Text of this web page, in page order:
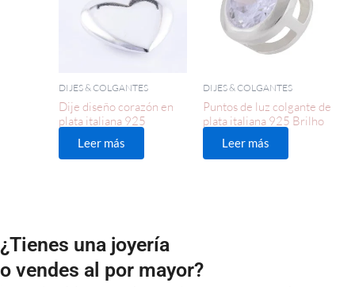
DIJES & COLGANTES
Dije diseño corazón en
plata italiana 925
Leer más
DIJES & COLGANTES
Puntos de luz colgante de
plata italiana 925 Brilho
Leer más
¿Tienes una joyería
o vendes al por mayor?